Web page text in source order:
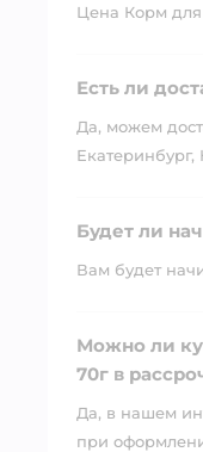
Цена Корм для
Есть ли
Да, можем
Будет ли
Вам будет
Можно ли
70г в
Да, в нашем
при